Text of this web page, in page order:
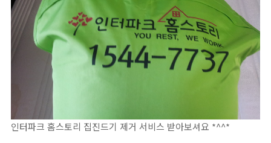
인터파크 홈스토리 집진드기 제거 서비스 받아보셔요 *^^*